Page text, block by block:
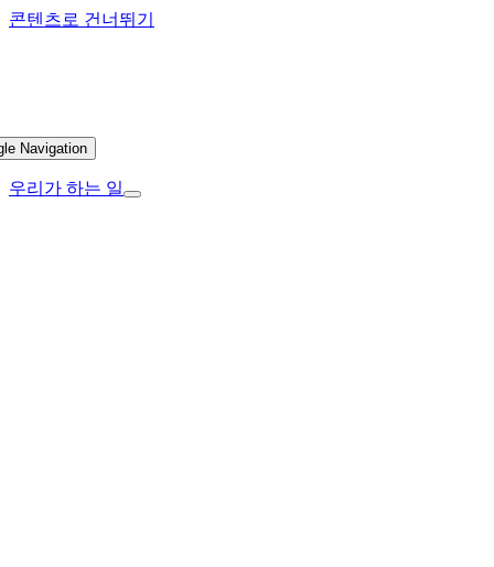
콘텐츠로 건너뛰기
Navigation
우리가 하는 일